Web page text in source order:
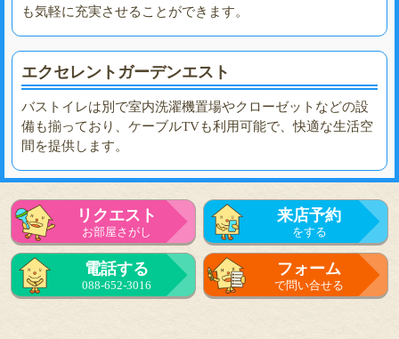
も気軽に充実させることができます。
エクセレントガーデンエスト
バストイレは別で室内洗濯機置場やクローゼットなどの設
備も揃っており、ケーブルTVも利用可能で、快適な生活空
間を提供します。
リクエスト
お部屋さがし
来店予約
をする
電話する
088-652-3016
フォーム
で問い合せる